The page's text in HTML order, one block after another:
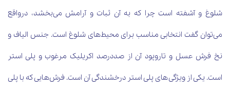
شلوغ و آشفته است چرا که به آن ثبات و آرامش می‌بخشد، درواقع
می‌توان گفت انتخابی مناسب برای محیط‌های شلوغ است. جنس الیاف و
نخ فرش عسل و تاروپود آن از صددرصد اکریلیک مرغوب و پلی استر
است. یکی از ویژگی‌های پلی استر درخشندگی آن است. فرش‌هایی که با پلی